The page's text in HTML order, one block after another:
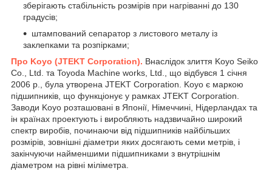
зберігають стабільність розмірів при нагріванні до 130
градусів;
штампований сепаратор з листового металу із
заклепками та розпірками;
Про Koyo (JTEKT Corporation). Внаслідок злиття Koyo Seiko
Co., Ltd. та Toyoda Machine works, Ltd., що відбувся 1 січня
2006 р., була утворена JTEKT Corporation. Koyo є маркою
підшипників, що функціонує у рамках JTEKT Corporation.
Заводи Koyo розташовані в Японії, Німеччині, Нідерландах та
ін країнах проектують і виробляють надзвичайно широкий
спектр виробів, починаючи від підшипників найбільших
розмірів, зовнішні діаметри яких досягають семи метрів, і
закінчуючи найменшими підшипниками з внутрішнім
діаметром на рівні міліметра.